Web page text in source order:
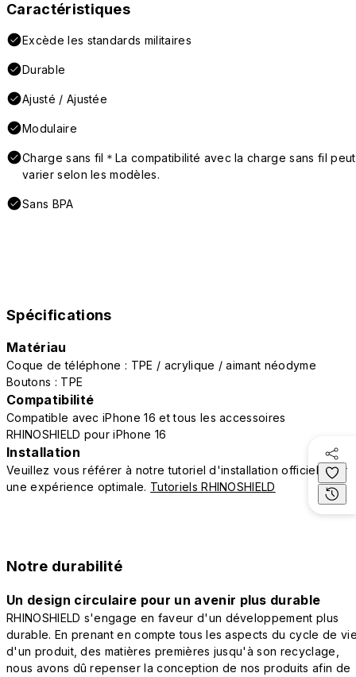
Caractéristiques
Excède les standards militaires
Durable
Ajusté / Ajustée
Modulaire
Charge sans fil＊La compatibilité avec la charge sans fil peut
varier selon les modèles.
Sans BPA
Spécifications
Matériau
Coque de téléphone : TPE / acrylique / aimant néodyme
Boutons : TPE
Compatibilité
Compatible avec iPhone 16 et tous les accessoires
RHINOSHIELD pour iPhone 16
Installation
Veuillez vous référer à notre tutoriel d'installation officiel pour
une expérience optimale. Tutoriels RHINOSHIELD
Notre durabilité
Un design circulaire pour un avenir plus durable
RHINOSHIELD s'engage en faveur d'un développement plus
durable. En prenant en compte tous les aspects du cycle de
d'un produit, des matières premières jusqu'à son recyclage,
nous avons dû repenser la conception de nos produits afin de